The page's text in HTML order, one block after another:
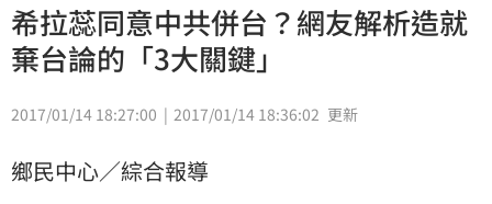
希拉蕊同意中共併台？網友解析造就
棄台論的「3大關鍵」
2017/01/14 18:27:00 2017/01/14 18:36:02 更新
鄉民中心／綜合報導